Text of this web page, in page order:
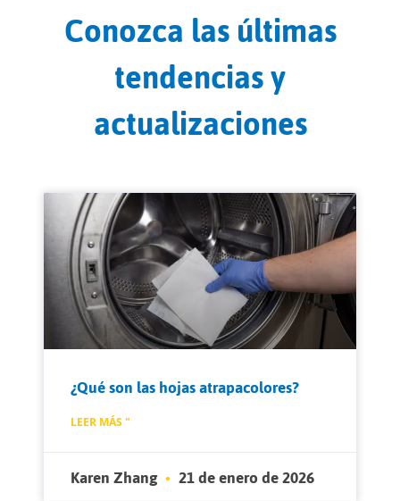
Conozca las últimas
tendencias y
actualizaciones
¿Qué son las hojas atrapacolores?
LEER MÁS "
Karen Zhang 21 de enero de 2026